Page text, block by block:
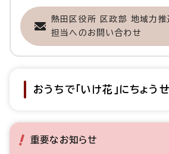
熱田区役所 区政部 地域力推
担当へのお問い合わせ
おうちで「いけ花」にちょう
重要なお知らせ